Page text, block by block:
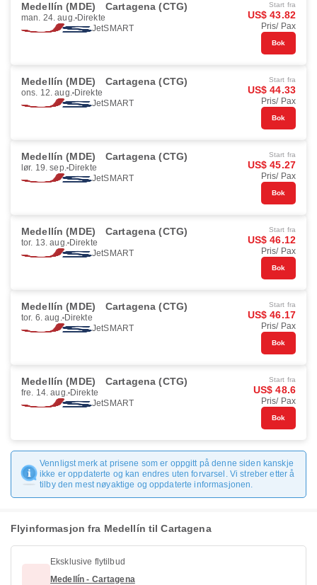
Medellín (MDE) Cartagena (CTG)
man. 24. aug. Direkte
JetSMART
Start fra
US$ 43.82
Pris/ Pax
Bok
Medellín (MDE) Cartagena (CTG)
ons. 12. aug. Direkte
JetSMART
Start fra
US$ 44.33
Pris/ Pax
Bok
Medellín (MDE) Cartagena (CTG)
lør. 19. sep. Direkte
JetSMART
Start fra
US$ 45.27
Pris/ Pax
Bok
Medellín (MDE) Cartagena (CTG)
tor. 13. aug. Direkte
JetSMART
Start fra
US$ 46.12
Pris/ Pax
Bok
Medellín (MDE) Cartagena (CTG)
tor. 6. aug. Direkte
JetSMART
Start fra
US$ 46.17
Pris/ Pax
Bok
Medellín (MDE) Cartagena (CTG)
fre. 14. aug. Direkte
JetSMART
Start fra
US$ 48.6
Pris/ Pax
Bok
Vennligst merk at prisene som er oppgitt på denne siden kanskje
ikke er oppdaterte og kan endres uten forvarsel. Vi streber etter å
tilby den mest nøyaktige og oppdaterte informasjonen.
Flyinformasjon fra Medellín til Cartagena
Eksklusive flytilbud
Medellín - Cartagena